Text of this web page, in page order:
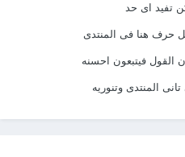
تفيد اى حد
حرف هنا فى المنتدى
القول فيتبعون احسنه
المنتدى وتنوريه